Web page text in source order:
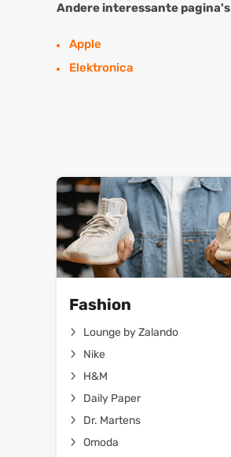
Andere interessante pagina's
Apple
Elektronica
Fashion
Lounge by Zalando
Nike
H&M
Daily Paper
Dr. Martens
Omoda